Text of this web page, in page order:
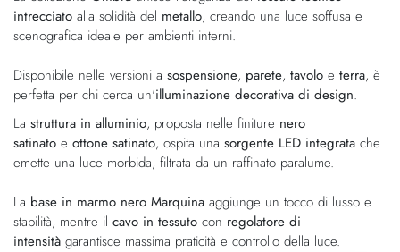
intrecciato alla solidità del metallo, creando una luce soffusa e
scenografica ideale per ambienti interni.
Disponibile nelle versioni a sospensione, parete, tavolo e terra, è
perfetta per chi cerca un'illuminazione decorativa di design.
La struttura in alluminio, proposta nelle finiture nero
satinato e ottone satinato, ospita una sorgente LED integrata che
emette una luce morbida, filtrata da un raffinato paralume.
La base in marmo nero Marquina aggiunge un tocco di lusso e
stabilità, mentre il cavo in tessuto con regolatore di
intensità garantisce massima praticità e controllo della luce.